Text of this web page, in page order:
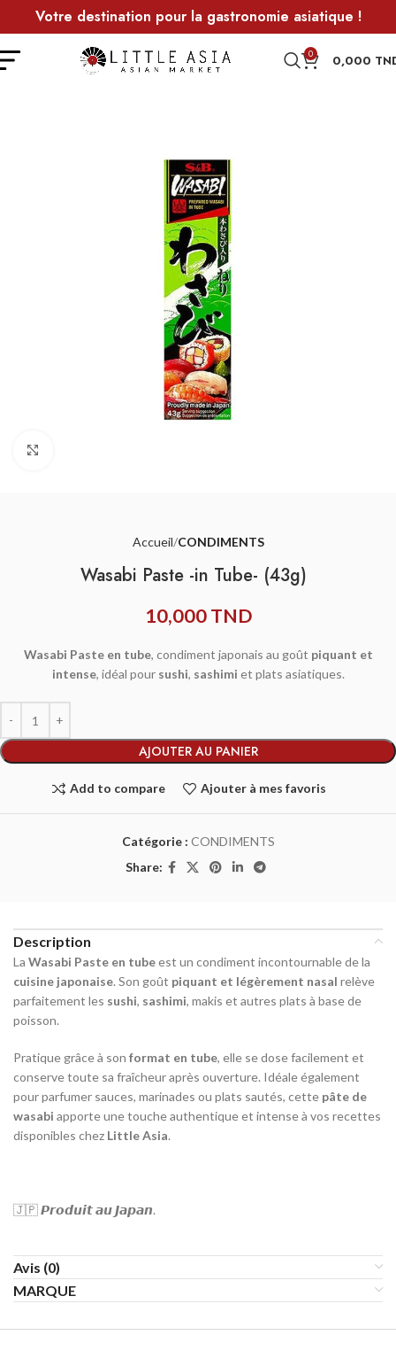
Votre destination pour la gastronomie asiatique !
0 0,000
Accueil CONDIMENTS
Wasabi Paste -in Tube- (43g)
10,000TND
Wasabi Paste en tube, condiment japonais au goût piquant et
intense, idéal pour sushi, sashimi et plats asiatiques.
AJOUTER AU PANIER
Add to compare Ajouter à mes favoris
Catégorie : CONDIMENTS
Share:
Description
La Wasabi Paste en tubeest un condiment incontournable de la
cuisine japonaise. Son goût piquant et légèrement nasal relève
parfaitement les sushi, sashimi, makis et autres plats à base de
poisson.
Pratique grâce à son format en tube, elle se dose facilement et
conserve toute sa fraîcheur après ouverture. Idéale également
pour parfumer sauces, marinades ou plats sautés, cette pâte de
wasabi apporte une touche authentique et intense à vos recettes
disponibles chez Little Asia.
🇯🇵𝙋𝙧𝙤𝙙𝙪𝙞𝙩𝙖𝙪𝙅𝙖𝙥𝙖𝙣.
Avis (0)
MARQUE